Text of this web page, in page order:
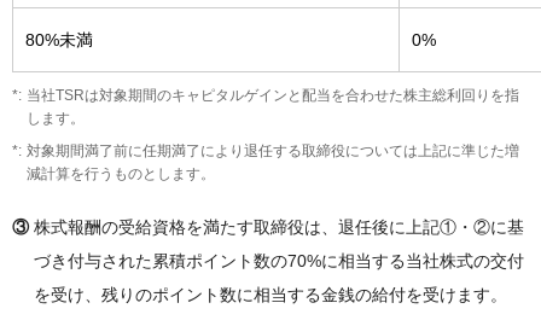
80%未満 0%
当社TSRは対象期間のキャピタルゲインと配当を合わせた株主総利回りを指
します。
対象期間満了前に任期満了により退任する取締役については上記に準じた増
減計算を行うものとします。
③ 株式報酬の受給資格を満たす取締役は、退任後に上記①・②に基
づき付与された累積ポイント数の70%に相当する当社株式の交付
を受け、残りのポイント数に相当する金銭の給付を受けます。